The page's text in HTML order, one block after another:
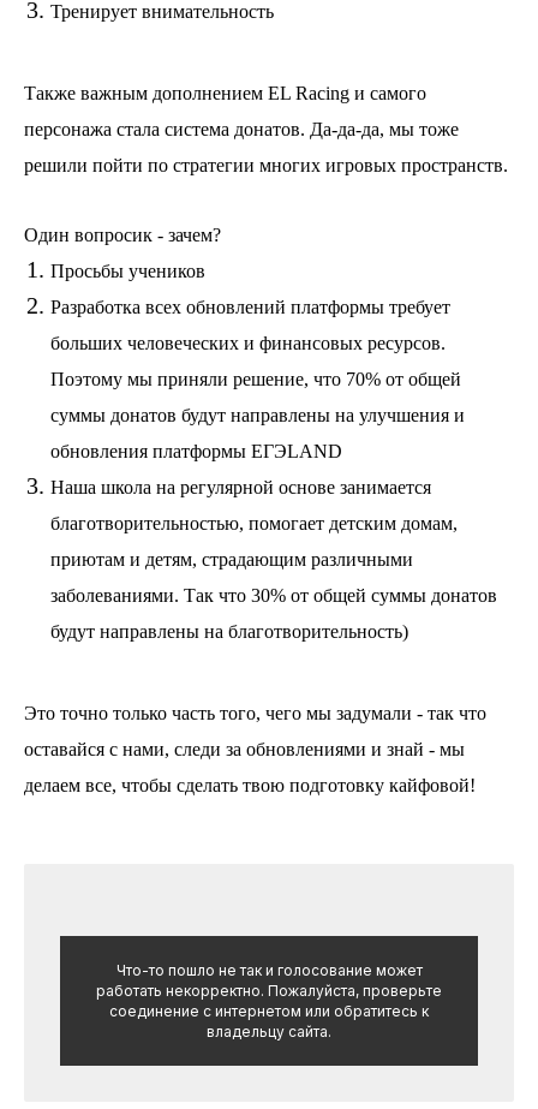
Тренирует внимательность
Также важным дополнением EL Racing и самого
персонажа стала система донатов. Да-да-да, мы тоже
решили пойти по стратегии многих игровых пространств.
Один вопросик - зачем?
Просьбы учеников
Разработка всех обновлений платформы требует
больших человеческих и финансовых ресурсов.
Поэтому мы приняли решение, что 70% от общей
суммы донатов будут направлены на улучшения и
обновления платформы EГЭLAND
Наша школа на регулярной основе занимается
благотворительностью, помогает детским домам,
приютам и детям, страдающим различными
заболеваниями. Так что 30% от общей суммы донатов
будут направлены на благотворительность)
Это точно только часть того, чего мы задумали - так что
оставайся с нами, следи за обновлениями и знай - мы
делаем все, чтобы сделать твою подготовку кайфовой!
Что-то пошло не так и голосование может
работать некорректно. Пожалуйста, проверьте
соединение с интернетом или обратитесь к
владельцу сайта.